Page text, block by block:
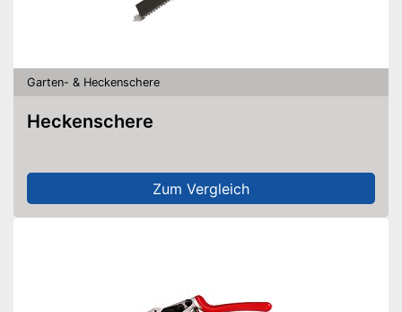
Garten- & Heckenschere
Heckenschere
Zum Vergleich